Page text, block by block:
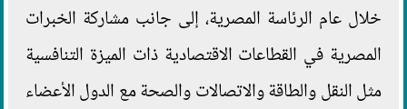
خلال عام الرئاسة المصرية، إلى جانب مشاركة الخبرات
المصرية في القطاعات الاقتصادية ذات الميزة التنافسية
مثل النقل والطاقة والاتصالات والصحة مع الدول الأعضاء